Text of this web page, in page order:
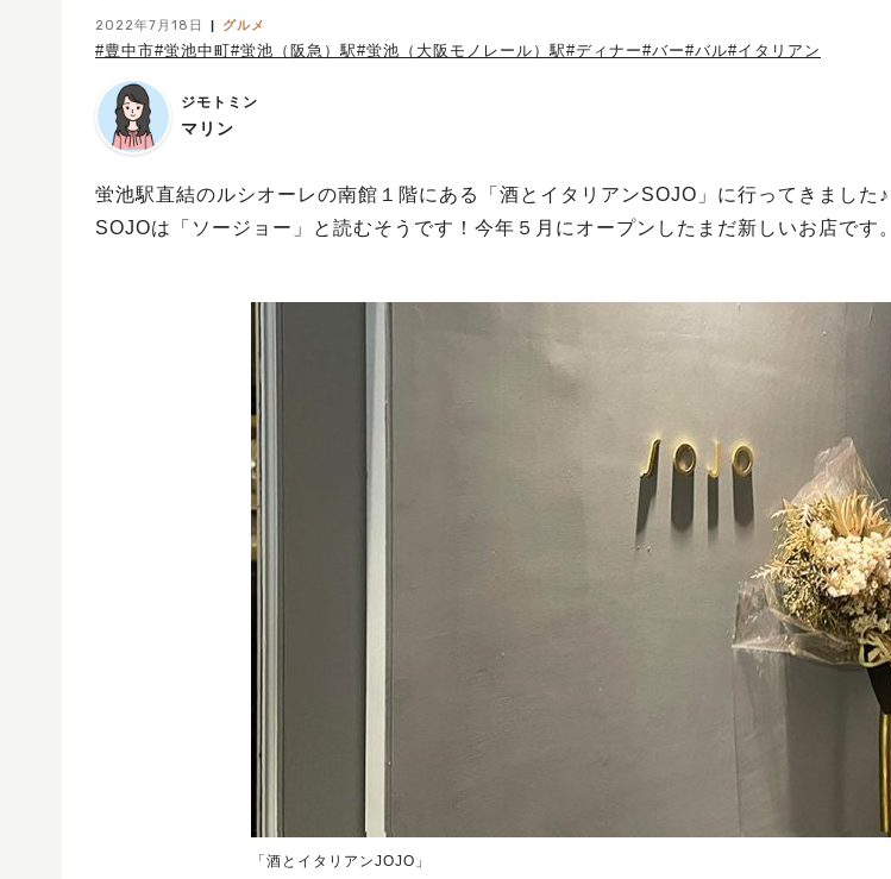
2022年7月18日 グルメ
#豊中市#蛍池中町#蛍池（阪急）駅#蛍池（大阪モノレール）駅#ディナー#バー#バル#イタリアン
ジモトミン
マリン
蛍池駅直結のルシオーレの南館１階にある「酒とイタリアンSOJO」に行ってきました♪
SOJOは「ソージョー」と読むそうです！今年５月にオープンしたまだ新しいお店です。
「酒とイタリアンJOJO」